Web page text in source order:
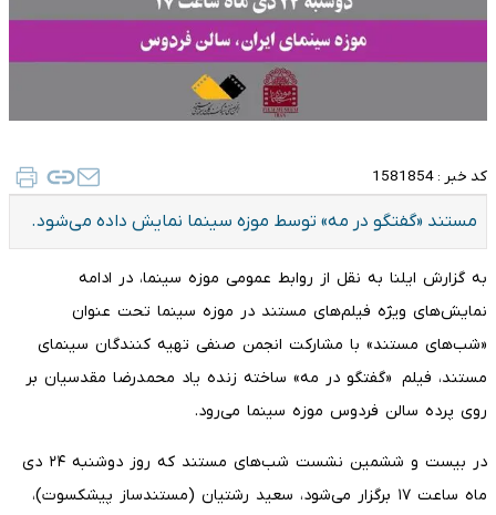
کد خبر : 1581854
مستند «گفتگو در مه» توسط موزه سینما نمایش داده می‌شود.
به گزارش ایلنا به نقل از روابط عمومی موزه سینما، در ادامه
نمایش‌های ویژه فیلم‌های مستند در موزه سینما تحت عنوان
«شب‌های مستند» با مشارکت انجمن صنفی تهیه کنندگان سینمای
مستند، فیلم‌ «گفتگو در مه» ساخته زنده یاد محمدرضا مقدسیان بر
روی پرده سالن فردوس موزه سینما می‌رود.
در بیست و ششمین نشست شب‌های مستند که روز دوشنبه ۲۴ دی
ماه ساعت ۱۷ برگزار می‌شود، سعید رشتیان (مستندساز پیشکسوت)،